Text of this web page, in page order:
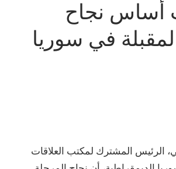
أساس نجاح
في سوريا
الرئيس المشترك لمكتب العلاقات